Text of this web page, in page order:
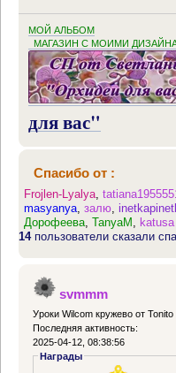
МОЙ АЛЬБОМ
МАГАЗИН С МОИМИ
для вас"
Спасибо от :
Frojlen-Lyalya,
masyanya,залю,
Дорофеева,TanyaM , katusa
14пользователи сказали
svmmm
Уроки Wilcom кружево от Tonito
Последняя активность:
2025-04-12, 08:38:56
Награды